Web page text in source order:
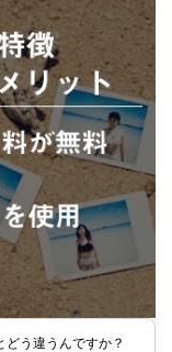
どう違うんですか？